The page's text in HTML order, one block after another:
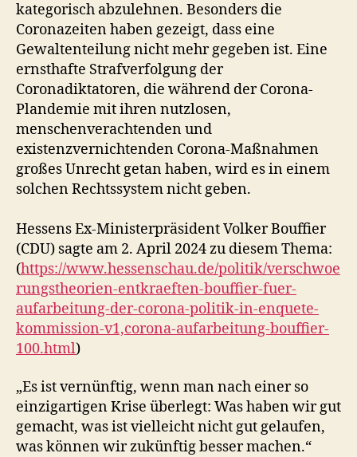
kategorisch abzulehnen. Besonders die
Coronazeiten haben gezeigt, dass eine
Gewaltenteilung nicht mehr gegeben ist. Eine
ernsthafte Strafverfolgung der
Coronadiktatoren, die während der Corona-
Plandemie mit ihren nutzlosen,
menschenverachtenden und
existenzvernichtenden Corona-Maßnahmen
großes Unrecht getan haben, wird es in einem
solchen Rechtssystem nicht geben.
Hessens Ex-Ministerpräsident Volker Bouffier
(CDU) sagte am 2. April 2024 zu diesem Thema:
(https://www.hessenschau.de/politik/verschwoe
rungstheorien-entkraeften-bouffier-fuer-
aufarbeitung-der-corona-politik-in-enquete-
kommission-v1,corona-aufarbeitung-bouffier-
100.html)
„Es ist vernünftig, wenn man nach einer so
einzigartigen Krise überlegt: Was haben wir gut
gemacht, was ist vielleicht nicht gut gelaufen,
was können wir zukünftig besser machen.“